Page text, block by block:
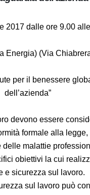
2017 dalle ore 9.00
Energia) (Via
per il benessere
devono essere
sulla mera
gravità degli
di
miglioramento